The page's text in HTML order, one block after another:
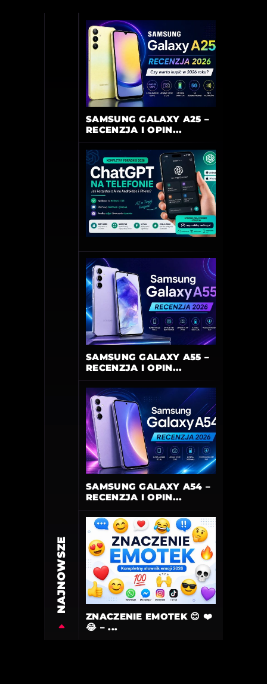
NAJNOWSZE
SAMSUNG GALAXY A25 –
RECENZJA I OPIN...
SAMSUNG GALAXY A55 –
RECENZJA I OPIN...
SAMSUNG GALAXY A54 –
RECENZJA I OPIN...
ZNACZENIE EMOTEK 😊 ❤️
😂 – ...